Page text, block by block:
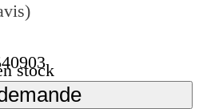
stock